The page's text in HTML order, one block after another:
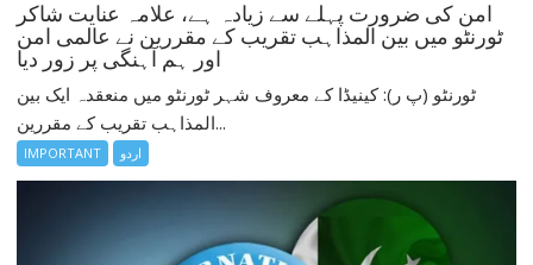
امن کی ضرورت پہلے سے زیادہ ہے، علامہ عنایت شاکر
ٹورنٹو میں بین المذاہب تقریب کے مقررین نے عالمی امن
اور ہم آہنگی پر زور دیا
ٹورنٹو (پ ر): کینیڈا کے معروف شہر ٹورنٹو میں منعقدہ ایک بین
المذاہب تقریب کے مقررین...
IMPORTANT اردو